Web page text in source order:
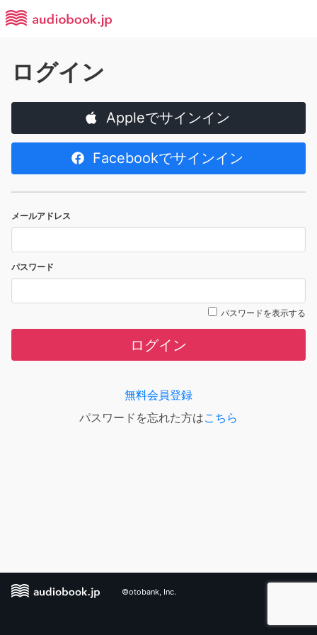
ログイン
Appleでサインイン
Facebookでサインイン
メールアドレス
パスワード
パスワードを表示する
ログイン
無料会員登録
パスワードを忘れた方はこちら
©otobank, Inc.